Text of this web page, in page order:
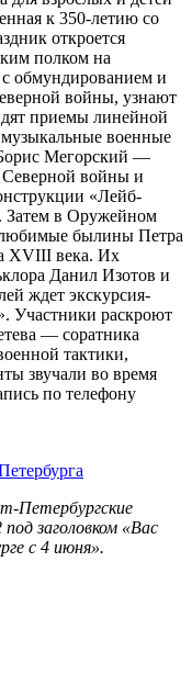
к 350‑летию со
откроется
полком на
обмундированием и
войны, узнают
приемы линейной
военные
Мегорский —
Северной войны и
«Лейб-
Затем в Оружейном
любимые былины Петра
XVIII века. Их
Данил Изотов и
ждет экскурсия-
Участники раскроют
— соратника
тактики,
звучали во время
по телефону
Петербургские
заголовком «Вас
с 4 июня».